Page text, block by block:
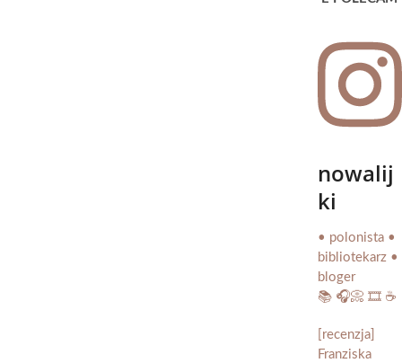
nowalij
ki
• polonista •
bibliotekarz •
bloger
📚 🎧📀 🎞️ ☕️
[recenzja]
Franziska